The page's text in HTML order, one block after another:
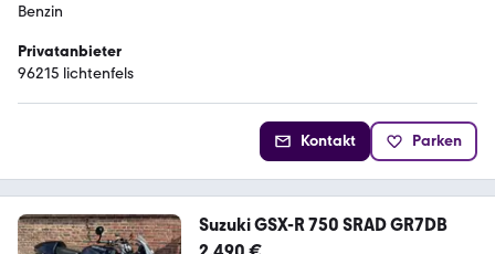
Benzin
Privatanbieter
96215 lichtenfels
Kontakt Parken
Suzuki GSX-R 750 SRAD GR7DB